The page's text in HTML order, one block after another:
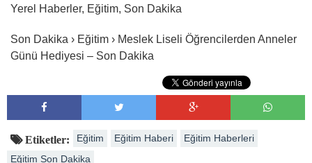
Yerel Haberler, Eğitim, Son Dakika
Son Dakika › Eğitim › Meslek Liseli Öğrencilerden Anneler
Günü Hediyesi – Son Dakika
Etiketler: Eğitim Eğitim Haberi
Eğitim Haberleri
Eğitim Son Dakika